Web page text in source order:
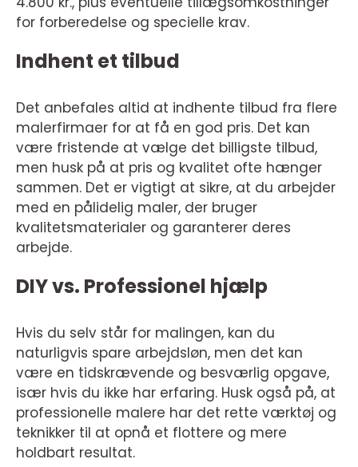
for forberedelse og specielle krav.
Indhent et tilbud
Det anbefales altid at indhente tilbud fra flere
malerfirmaer for at få en god pris. Det kan
være fristende at vælge det billigste tilbud,
men husk på at pris og kvalitet ofte hænger
sammen. Det er vigtigt at sikre, at du arbejder
med en pålidelig maler, der bruger
kvalitetsmaterialer og garanterer deres
arbejde.
DIY vs. Professionel hjælp
Hvis du selv står for malingen, kan du
naturligvis spare arbejdsløn, men det kan
være en tidskrævende og besværlig opgave,
især hvis du ikke har erfaring. Husk også på, at
professionelle malere har det rette værktøj og
teknikker til at opnå et flottere og mere
holdbart resultat.